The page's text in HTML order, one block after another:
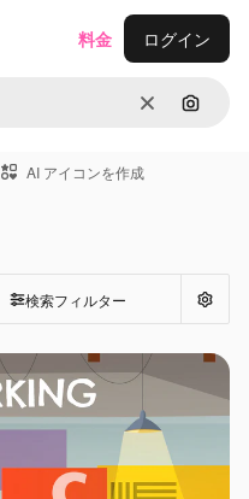
消去 画像で
料金 ログイン
AI アイコンを作成
検索フィルター